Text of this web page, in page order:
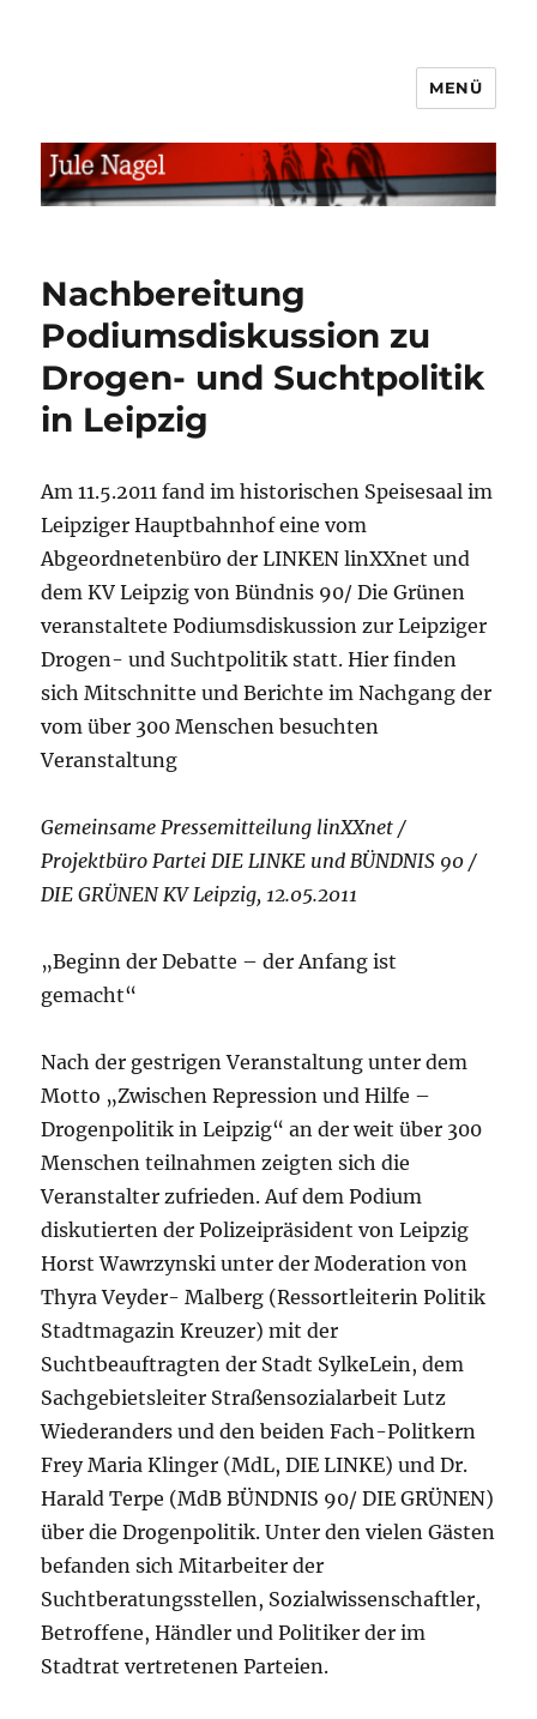
MENÜ
Nachbereitung
Podiumsdiskussion zu
Drogen- und Suchtpolitik
in Leipzig
Am 11.5.2011 fand im historischen Speisesaal im
Leipziger Hauptbahnhof eine vom
Abgeordnetenbüro der LINKEN linXXnet und
dem KV Leipzig von Bündnis 90/ Die Grünen
veranstaltete Podiumsdiskussion zur Leipziger
Drogen- und Suchtpolitik statt. Hier finden
sich Mitschnitte und Berichte im Nachgang der
vom über 300 Menschen besuchten
Veranstaltung
Gemeinsame Pressemitteilung linXXnet /
Projektbüro Partei DIE LINKE und BÜNDNIS 90 /
DIE GRÜNEN KV Leipzig, 12.05.2011
„Beginn der Debatte – der Anfang ist
gemacht“
Nach der gestrigen Veranstaltung unter dem
Motto „Zwischen Repression und Hilfe –
Drogenpolitik in Leipzig“ an der weit über 300
Menschen teilnahmen zeigten sich die
Veranstalter zufrieden. Auf dem Podium
diskutierten der Polizeipräsident von Leipzig
Horst Wawrzynski unter der Moderation von
Thyra Veyder- Malberg (Ressortleiterin Politik
Stadtmagazin Kreuzer) mit der
Suchtbeauftragten der Stadt SylkeLein, dem
Sachgebietsleiter Straßensozialarbeit Lutz
Wiederanders und den beiden Fach-Politkern
Frey Maria Klinger (MdL, DIE LINKE) und Dr.
Harald Terpe (MdB BÜNDNIS 90/ DIE GRÜNEN)
über die Drogenpolitik. Unter den vielen Gästen
befanden sich Mitarbeiter der
Suchtberatungsstellen, Sozialwissenschaftler,
Betroffene, Händler und Politiker der im
Stadtrat vertretenen Parteien.